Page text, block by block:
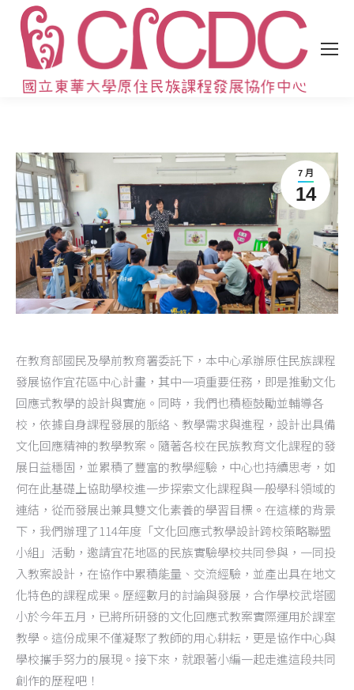
7 月
14
在教育部國民及學前教育署委託下，本中心承辦原住民族課程
發展協作宜花區中心計畫，其中一項重要任務，即是推動文化
回應式教學的設計與實施。同時，我們也積極鼓勵並輔導各
校，依據自身課程發展的脈絡、教學需求與進程，設計出具備
文化回應精神的教學教案。隨著各校在民族教育文化課程的發
展日益穩固，並累積了豐富的教學經驗，中心也持續思考，如
何在此基礎上協助學校進一步探索文化課程與一般學科領域的
連結，從而發展出兼具雙文化素養的學習目標。在這樣的背景
下，我們辦理了114年度「文化回應式教學設計跨校策略聯盟
小組」活動，邀請宜花地區的民族實驗學校共同參與，一同投
入教案設計，在協作中累積能量、交流經驗，並產出具在地文
化特色的課程成果。歷經數月的討論與發展，合作學校武塔國
小於今年五月，已將所研發的文化回應式教案實際運用於課室
教學。這份成果不僅凝聚了教師的用心耕耘，更是協作中心與
學校攜手努力的展現。接下來，就跟著小編一起走進這段共同
創作的歷程吧！